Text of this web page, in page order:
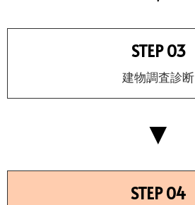
STEP 03
建物調査診断
▼
STEP 04